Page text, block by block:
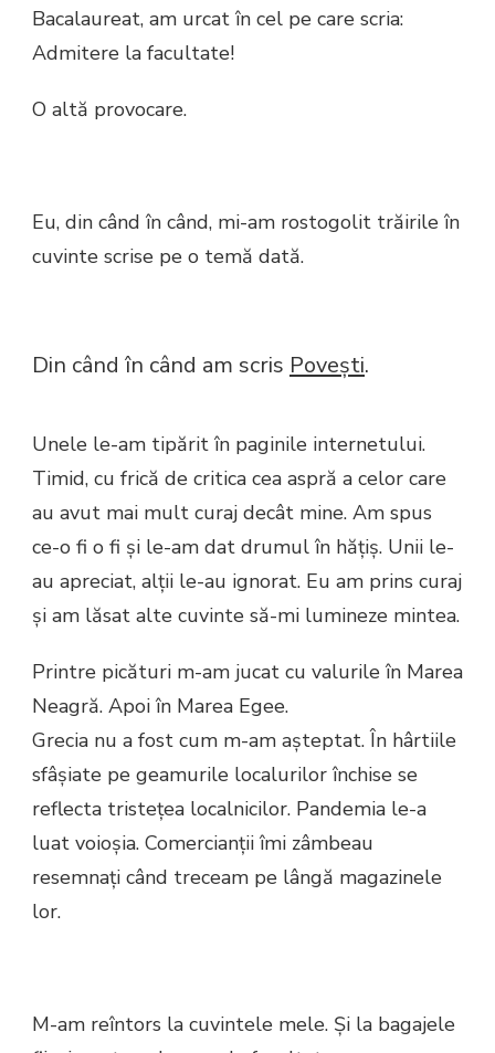
Bacalaureat, am urcat în cel pe care scria:
Admitere la facultate!
O altă provocare.
Eu, din când în când, mi-am rostogolit trăirile în
cuvinte scrise pe o temă dată.
Din când în când am scris Poveşti.
Unele le-am tipărit în paginile internetului.
Timid, cu frică de critica cea aspră a celor care
au avut mai mult curaj decât mine. Am spus
ce-o fi o fi şi le-am dat drumul în hăţiş. Unii le-
au apreciat, alţii le-au ignorat. Eu am prins curaj
şi am lăsat alte cuvinte să-mi lumineze mintea.
Printre picături m-am jucat cu valurile în Marea
Neagră. Apoi în Marea Egee.
Grecia nu a fost cum m-am aşteptat. În hârtiile
sfâşiate pe geamurile localurilor închise se
reflecta tristeţea localnicilor. Pandemia le-a
luat voioşia. Comercianţii îmi zâmbeau
resemnaţi când treceam pe lângă magazinele
lor.
M-am reîntors la cuvintele mele. Şi la bagajele